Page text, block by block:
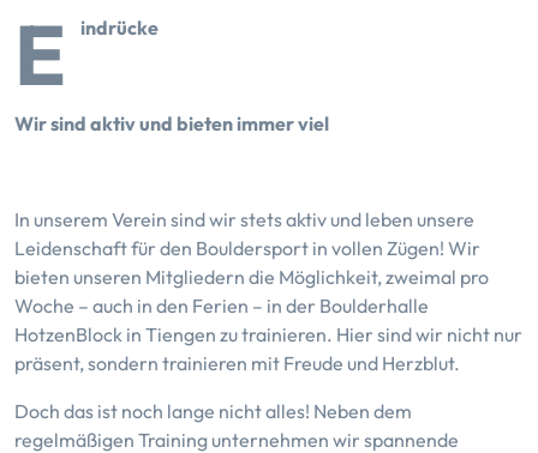
E indrücke
Wir sind aktiv und bieten immer viel
In unserem Verein sind wir stets aktiv und leben unsere
Leidenschaft für den Bouldersport in vollen Zügen! Wir
bieten unseren Mitgliedern die Möglichkeit, zweimal pro
Woche – auch in den Ferien – in der Boulderhalle
HotzenBlock in Tiengen zu trainieren. Hier sind wir nicht nur
präsent, sondern trainieren mit Freude und Herzblut.
Doch das ist noch lange nicht alles! Neben dem
regelmäßigen Training unternehmen wir spannende